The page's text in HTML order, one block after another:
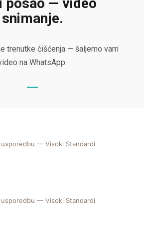
snimanje.
trenutke čišćenja — šaljemo vam
na WhatsApp.
usporedbu — Visoki Standardi
usporedbu — Visoki Standardi